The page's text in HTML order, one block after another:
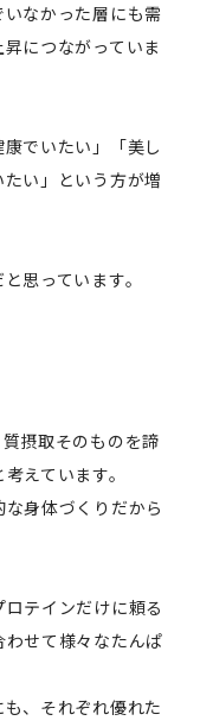
なかった層にも需
につながっていま
でいたい」「美し
い」という方が増
思っています。
摂取そのものを諦
えています。
身体づくりだから
テインだけに頼る
せて様々なたんぱ
、それぞれ優れた